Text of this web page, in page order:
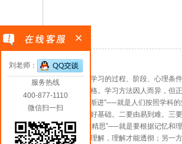
学习方法与学习的过程、阶段、心理条
征的学习风格。学习方法因人而异，但
1.“循序渐进”──就是人们按照学科的
为：一要打好基础。二要由易到难。三
2.“熟读精思”──就是要根据记忆和理
基础上进行理解，理解才能透彻；另一
刘老师：
服务热线
400-877-1110
微信扫一扫